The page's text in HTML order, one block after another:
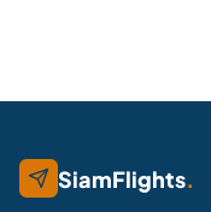
SiamFlights.